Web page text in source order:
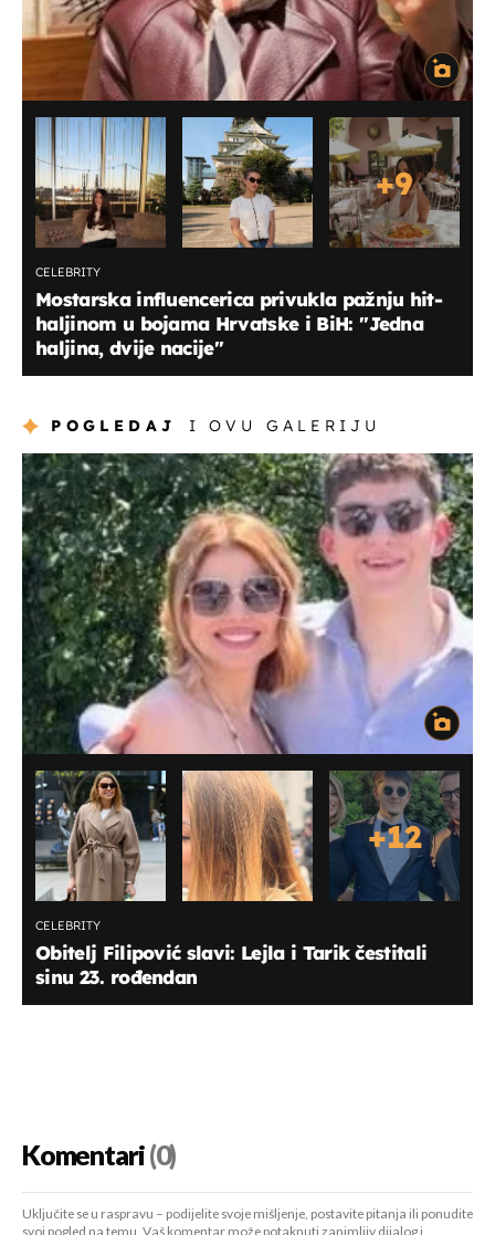
+9
CELEBRITY
Mostarska influencerica privukla pažnju hit-
haljinom u bojama Hrvatske i BiH: ''Jedna
haljina, dvije nacije''
POGLEDAJ I OVU GALERIJU
+12
CELEBRITY
Obitelj Filipović slavi: Lejla i Tarik čestitali
sinu 23. rođendan
Komentari(0)
Uključite se u raspravu – podijelite svoje mišljenje, postavite pitanja ili ponudite